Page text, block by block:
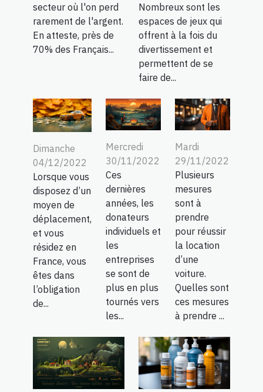
secteur où l'on perd
rarement de l'argent.
En atteste, près de
70% des Français...
Nombreux sont les
espaces de jeux qui
offrent à la fois du
divertissement et
permettent de se
faire de...
Dimanche
04/12/2022
Lorsque vous
disposez d’un
moyen de
déplacement,
et vous
résidez en
France, vous
êtes dans
l’obligation
de...
Mercredi
30/11/2022
Ces
dernières
années, les
donateurs
individuels et
les
entreprises
se sont de
plus en plus
tournés vers
les...
Mardi
29/11/2022
Plusieurs
mesures
sont à
prendre
pour réussir
la location
d’une
voiture.
Quelles sont
ces mesures
à prendre ...